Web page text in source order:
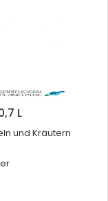
L
und Kräutern